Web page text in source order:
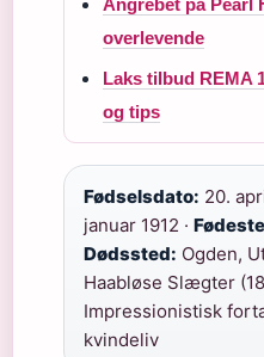
Angrebet på Pearl
overlevende
Laks tilbud REMA
og tips
Fødselsdato: 20.
januar 1912 ·
Dødssted: Ogden,
Haabløse Slægter
Impressionistisk
kvindeliv